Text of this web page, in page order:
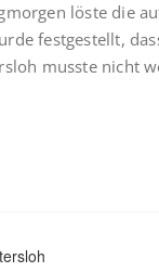
löste die
festgestellt,
musste nicht